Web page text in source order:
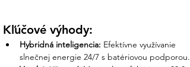
Kontrolovaná expedícia:
FoxESS kontrolujeme pred odoslaním.
Minimalizujeme riziko, že vám doručíme
Kľúčové výhody:
Hybridná inteligencia: Efektívne využívanie
slnečnej energie 24/7 s batériovou podporou.